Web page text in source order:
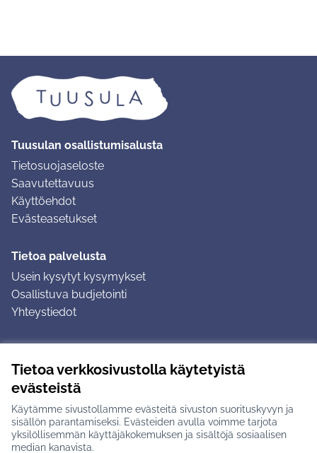
Tietoa verkkosivustolla käytetyistä
evästeistä
Käytämme sivustollamme evästeitä sivuston suorituskyvyn ja
sisällön parantamiseksi. Evästeiden avulla voimme tarjota
yksilöllisemmän käyttäjäkokemuksen ja sisältöjä sosiaalisen
median kanavista.
Tuusulan osallistumisalusta
Tietosuojaseloste
Saavutettavuus
Käyttöehdot
Evästeasetukset
Tietoa palvelusta
Usein kysytyt kysymykset
Osallistuva budjetointi
Yhteystiedot
Ohjeet kirjautumiseen
Ohjeet kommentin jättämiseen